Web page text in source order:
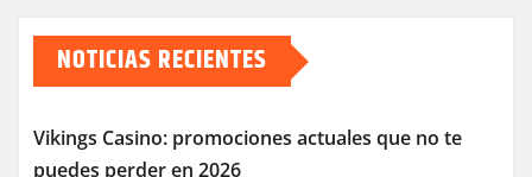
NOTICIAS RECIENTES
Vikings Casino: promociones actuales que no te
puedes perder en 2026